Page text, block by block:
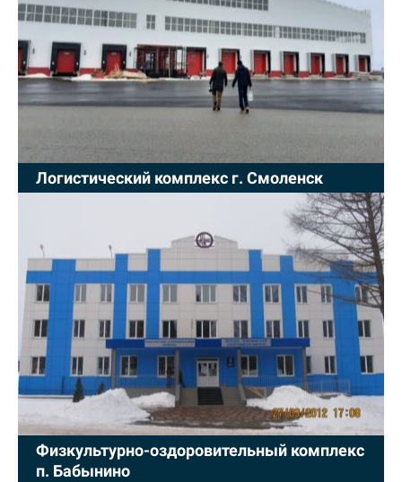
Логистический комплекс г. Смоленск
Физкультурно-оздоровительный комплекс
п. Бабынино